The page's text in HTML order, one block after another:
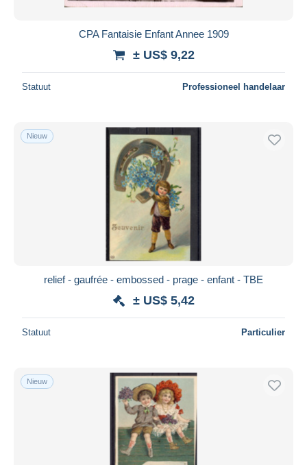
CPA Fantaisie Enfant Annee 1909
± US$ 9,22
Statuut Professioneel handelaar
Nieuw
relief - gaufrée - embossed - prage - enfant - TBE
± US$ 5,42
Statuut Particulier
Nieuw